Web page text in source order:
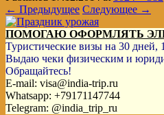
← Предыдущее Следующее →
ПОМОГАЮ ОФОРМЛЯТЬ
Туристические визы на 30 дней,
Выдаю чеки физическим и
Обращайтесь!
E-mail: visa@india-trip.ru
Whatsapp: +79171147744
Telegram: @india_trip_ru